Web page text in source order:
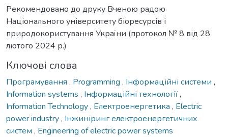
Рекомендовано до друку Вченою радою
Національного університету біоресурсів і
природокористування України (протокол № 8 від 28
лютого 2024 р.)
Ключові слова
Програмування , Programming , Інформаційні системи ,
Information systems , Інформаційні технології,
Information Technology, Електроенергетика , Electric
power industry, Інжиніринг електроенергетичних
систем , Engineering of electric power systems